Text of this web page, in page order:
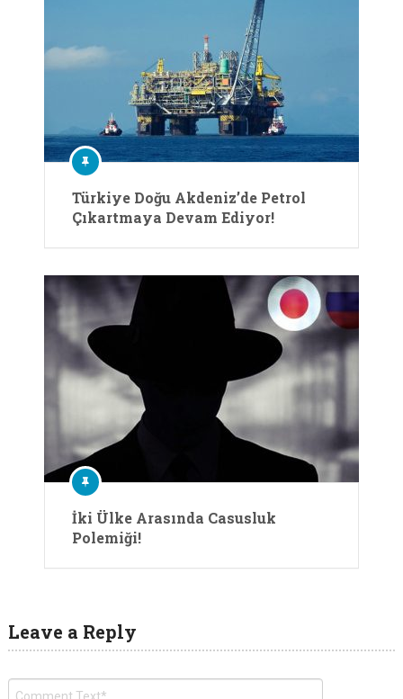
Türkiye Doğu Akdeniz’de Petrol
Çıkartmaya Devam Ediyor!
İki Ülke Arasında Casusluk
Polemiği!
Leave a Reply